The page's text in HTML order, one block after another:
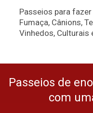
Passeios para
Fumaça, Cânions,
Vinhedos, Culturais
Passeios de
com